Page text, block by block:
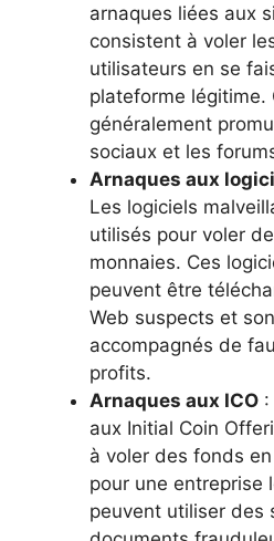
arnaques liées aux
consistent à voler
utilisateurs en se
plateforme légitime.
généralement
sociaux et les
Arnaques aux
Les logiciels
utilisés pour voler
monnaies. Ces
peuvent être
Web suspects et
accompagnés de
profits.
Arnaques aux ICO
aux Initial Coin
à voler des fonds
pour une entreprise
peuvent utiliser des